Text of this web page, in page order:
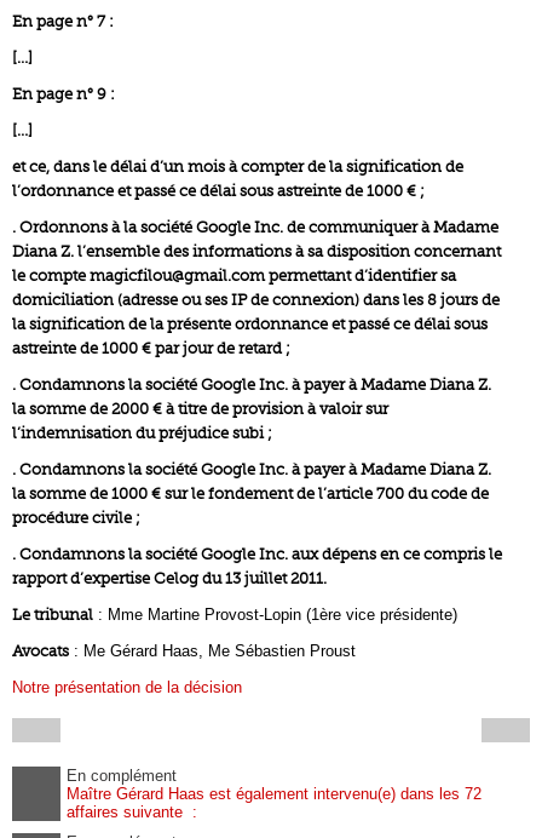
En page n° 7 :
[…]
En page n° 9 :
[…]
et ce, dans le délai d’un mois à compter de la signification de
l’ordonnance et passé ce délai sous astreinte de 1000 € ;
. Ordonnons à la société Google Inc. de communiquer à Madame
Diana Z. l’ensemble des informations à sa disposition concernant
le compte magicfilou@gmail.com permettant d’identifier sa
domiciliation (adresse ou ses IP de connexion) dans les 8 jours de
la signification de la présente ordonnance et passé ce délai sous
astreinte de 1000 € par jour de retard ;
. Condamnons la société Google Inc. à payer à Madame Diana Z.
la somme de 2000 € à titre de provision à valoir sur
l’indemnisation du préjudice subi ;
. Condamnons la société Google Inc. à payer à Madame Diana Z.
la somme de 1000 € sur le fondement de l’article 700 du code de
procédure civile ;
. Condamnons la société Google Inc. aux dépens en ce compris le
rapport d’expertise Celog du 13 juillet 2011.
Le tribunal : Mme Martine Provost-Lopin (1ère vice présidente)
Avocats : Me Gérard Haas, Me Sébastien Proust
Notre présentation de la décision
En complément
Maître Gérard Haas est également intervenu(e) dans les 72
affaires suivante :